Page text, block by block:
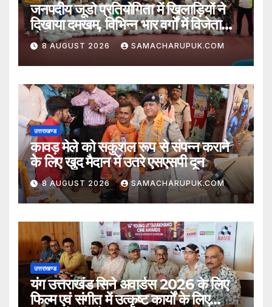
जनपदीय जूडो प्रतियोगिता में खिलाड़ियों ने
दिखाया दमखम, विभिन्न भार वर्गों में विजेता
घोषित
8 AUGUST 2026 SAMACHARUPUK.COM
उत्तराखण्ड
कावड़ मेले को सकुशल रूप से संपन्न कराने
के लिए खुद मैदान में उतरे एसएसपी दून
8 AUGUST 2026 SAMACHARUPUK.COM
उत्तराखण्ड
यंग उत्तराखंड सिने अवार्डस 2026 के लिए
फिल्म एवं संगीत में उत्कृष्ट कार्यों के लिए